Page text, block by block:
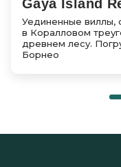
Gaya Island
Уединенные виллы,
в Коралловом
древнем лесу.
Борнео